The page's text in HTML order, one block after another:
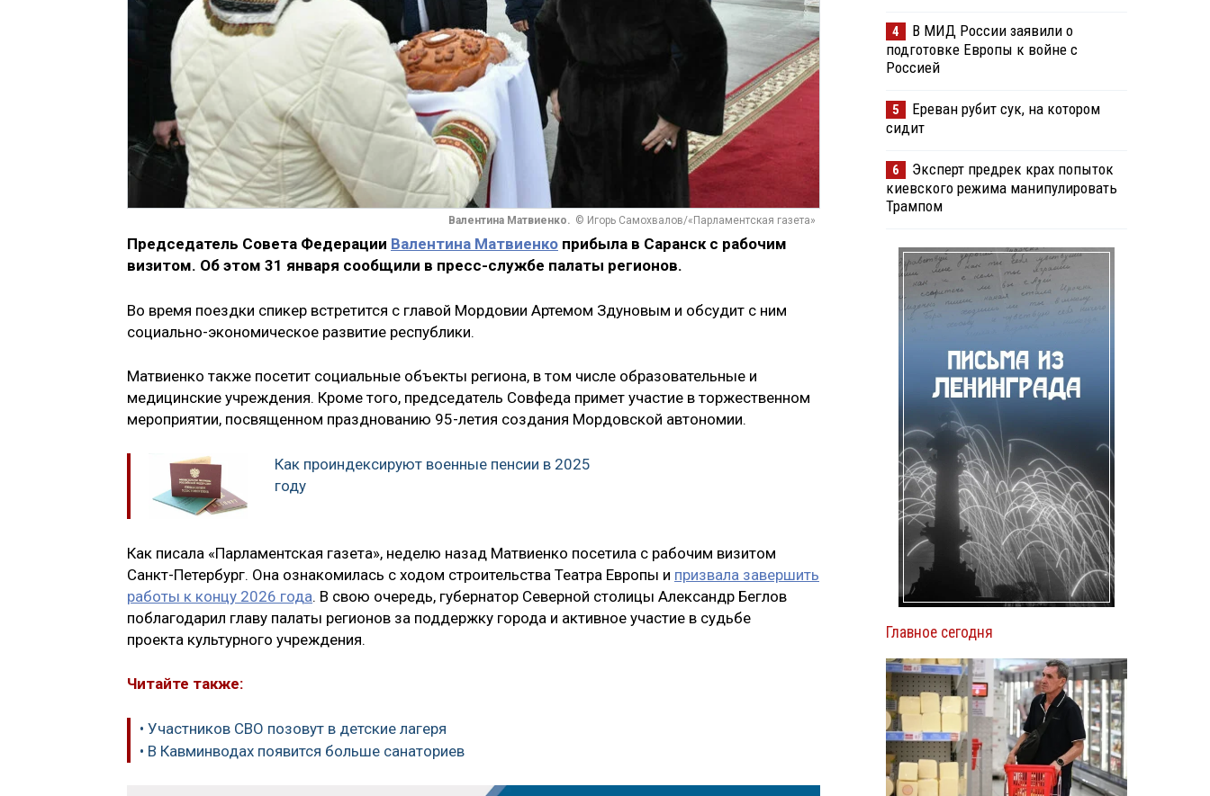
Валентина Матвиенко. © Игорь Самохвалов/«Парламентская газета»
Председатель Совета Федерации Валентина Матвиенко прибыла в Саранск с рабочим
визитом. Об этом 31 января сообщили в пресс-службе палаты регионов.
Во время поездки спикер встретится с главой Мордовии Артемом Здуновым и обсудит с ним
социально-экономическое развитие республики.
Матвиенко также посетит социальные объекты региона, в том числе образовательные и
медицинские учреждения. Кроме того, председатель Совфеда примет участие в торжественном
мероприятии, посвященном празднованию 95-летия создания Мордовской автономии.
Как проиндексируют военные пенсии в 2025
году
Как писала «Парламентская газета», неделю назад Матвиенко посетила с рабочим визитом
Санкт-Петербург. Она ознакомилась с ходом строительства Театра Европы и призвала завершить
работы к концу 2026 года. В свою очередь, губернатор Северной столицы Александр Беглов
поблагодарил главу палаты регионов за поддержку города и активное участие в судьбе
проекта культурного учреждения.
Читайте также:
• Участников СВО позовут в детские лагеря
• В Кавминводах появится больше санаториев
4
В МИД России заявили о
подготовке Европы к войне с
Россией
5
Ереван рубит сук, на котором
сидит
6
Эксперт предрек крах попыток
киевского режима манипулировать
Трампом
Главное сегодня